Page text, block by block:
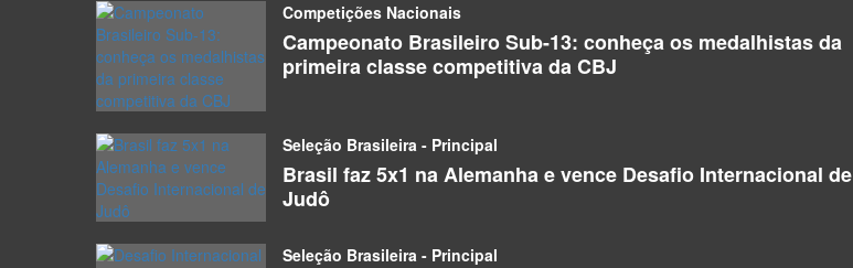
Competições Nacionais
Campeonato Brasileiro Sub-13: conheça os medalhistas da
primeira classe competitiva da CBJ
Seleção Brasileira - Principal
Brasil faz 5x1 na Alemanha e vence Desafio Internacional de
Judô
Seleção Brasileira - Principal